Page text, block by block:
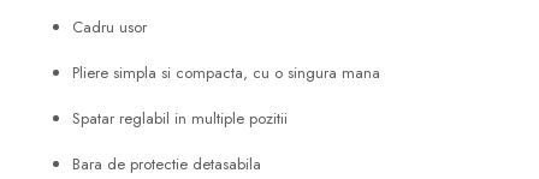
Cadru usor
Pliere simpla si compacta, cu o singura mana
Spatar reglabil in multiple pozitii
Bara de protectie detasabila